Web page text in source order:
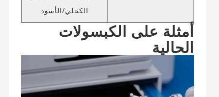
الكحلي/الأسود
أمثلة على الكبسولات
الحالية